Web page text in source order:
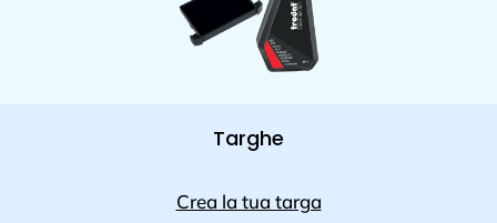
Targhe
Crea la tua targa